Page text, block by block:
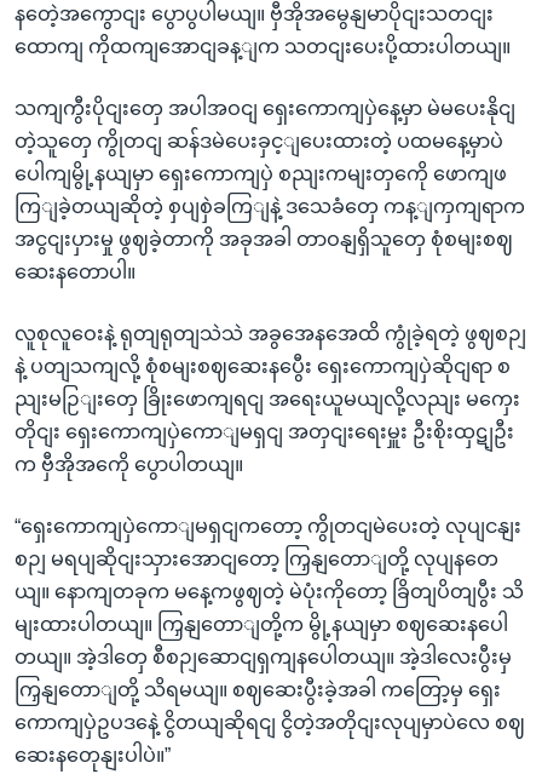
နတေဲ့အကွောငျး ပွောပွပါမယျ။ ဗှီအိုအမွေနျမာပိုငျးသတငျး
ထောကျ ကိုထကျအောငျခန့ျက သတငျးပေးပို့ထားပါတယျ။
သကျကွီးပိုငျးတှေ အပါအဝငျ ရှေးကောကျပှဲနေ့မှာ မဲမပေးနိုငျ
တဲ့သူတှေ ကွိုတငျ ဆန်ဒမဲပေးခှင့ျပေးထားတဲ့ ပထမနေ့မှာပဲ
ပေါကျမွို့နယျမှာ ရှေးကောကျပှဲ စညျးကမျးတှကေို ဖောကျဖ
ကြျခဲ့တယျဆိုတဲ့ စှပျစှဲခကြျနဲ့ ဒသေခံတှေ ကန့ျကှကျရာက
အငွငျးပှားမှု ဖွဈခဲ့တာကို အခုအခါ တာဝနျရှိသူတှေ စုံစမျးစဈ
ဆေးနတောပါ။
လူစုလူဝေးနဲ့ ရုတျရုတျသဲသဲ အခွအေနအေထိ ကွုံခဲ့ရတဲ့ ဖွဈစဉျ
နဲ့ ပတျသကျလို့ စုံစမျးစဈဆေးနပွေီး ရှေးကောကျပှဲဆိုငျရာ စ
ညျးမဉြျးတှေ ခြိုးဖောကျရငျ အရေးယူမယျလို့လညျး မကှေး
တိုငျး ရှေးကောကျပှဲကောျမရှငျ အတှငျးရေးမှူး ဦးစိုးထှဋျဦး
က ဗှီအိုအကေို ပွောပါတယျ။
“ရှေးကောကျပှဲကောျမရှငျကတော့ ကွိုတငျမဲပေးတဲ့ လုပျငနျး
စဉျ မရပျဆိုငျးသှားအောငျတော့ ကြှနျတောျတို့ လုပျနတေ
ယျ။ နောကျတခုက မနေ့ကဖွဈတဲ့ မဲပုံးကိုတော့ ခြိတျပိတျပွီး သိ
မျးထားပါတယျ။ ကြှနျတောျတို့က မွို့နယျမှာ စဈဆေးနပေါ
တယျ။ အဲ့ဒါတှေ စီစဉျဆောငျရှကျနပေါတယျ။ အဲ့ဒါလေးပွီးမှ
ကြှနျတောျတို့ သိရမယျ။ စဈဆေးပွီးခဲ့အခါ ကတြော့မှ ရှေး
ကောကျပှဲဥပဒနေဲ့ ငွိတယျဆိုရငျ ငွိတဲ့အတိုငျးလုပျမှာပဲလေ စဈ
ဆေးနတေုနျးပါပဲ။”